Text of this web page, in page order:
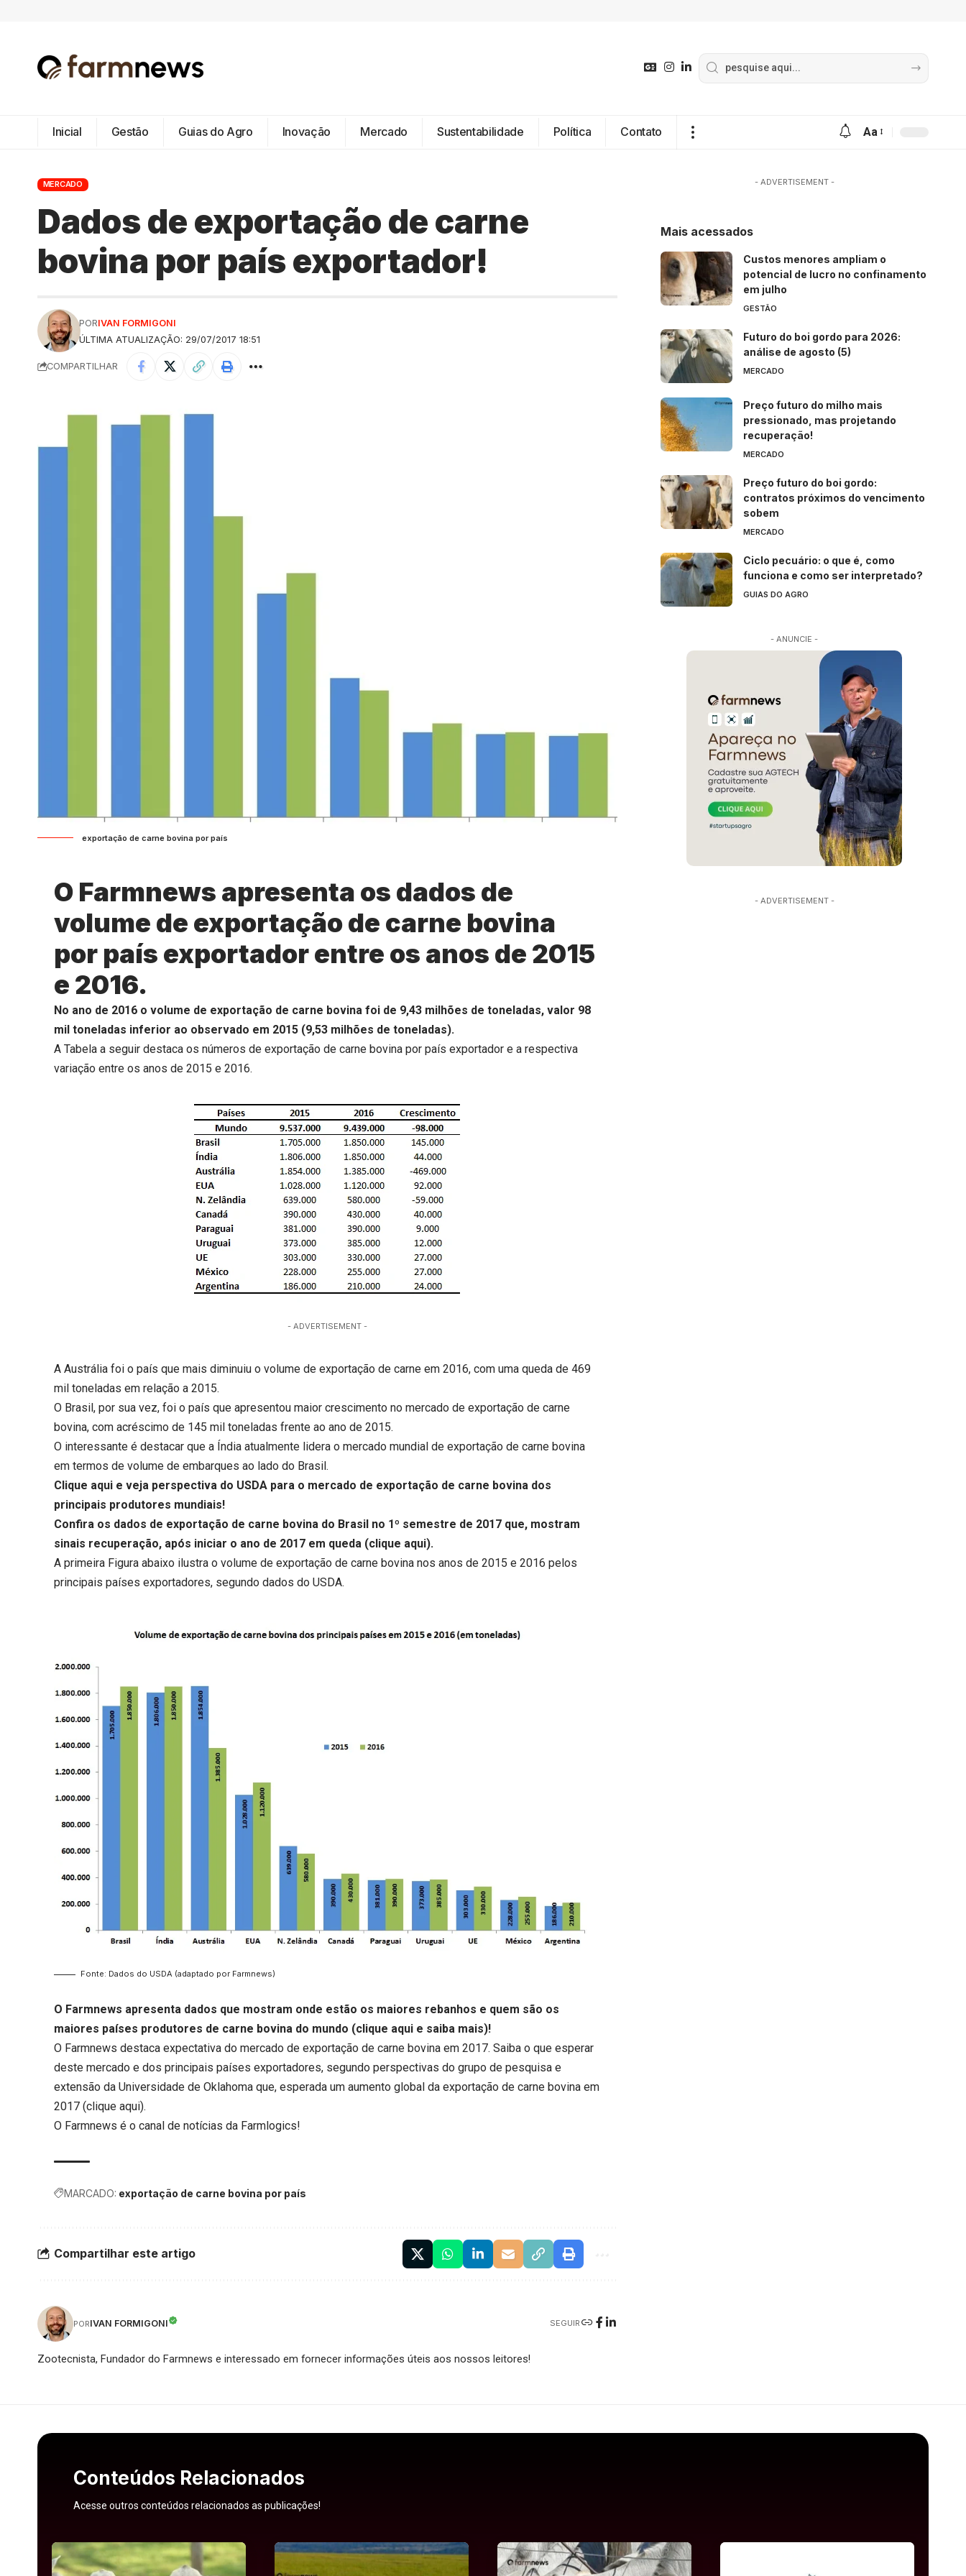
Inicial Gestão Guias do Agro Inovação Mercado Sustentabilidade Política Contato Aa
MERCADO
Dados de exportação de carne
bovina por país exportador!
ÚLTIMA ATUALIZAÇÃO: 29/07/2017 18:51
PORIVAN FORMIGONI
COMPARTILHAR
exportação de carne bovina por país
O Farmnews apresenta os dados de
volume de exportação de carne bovina
por país exportador entre os anos de 2015
e 2016.
No ano de 2016 o volume de exportação de carne bovina foi de 9,43 milhões de toneladas, valor 98
mil toneladas inferior ao observado em 2015 (9,53 milhões de toneladas).
A Tabela a seguir destaca os números de exportação de carne bovina por país exportador e a respectiva
variação entre os anos de 2015 e 2016.
- ADVERTISEMENT -
A Austrália foi o país que mais diminuiu o volume de exportação de carne em 2016, com uma queda de 469
mil toneladas em relação a 2015.
O Brasil, por sua vez, foi o país que apresentou maior crescimento no mercado de exportação de carne
bovina, com acréscimo de 145 mil toneladas frente ao ano de 2015.
O interessante é destacar que a Índia atualmente lidera o mercado mundial de exportação de carne bovina
em termos de volume de embarques ao lado do Brasil.
Clique aqui e veja perspectiva do USDA para o mercado de exportação de carne bovina dos
principais produtores mundiais!
Confira os dados de exportação de carne bovina do Brasil no 1º semestre de 2017 que, mostram
sinais recuperação, após iniciar o ano de 2017 em queda (clique aqui).
A primeira Figura abaixo ilustra o volume de exportação de carne bovina nos anos de 2015 e 2016 pelos
principais países exportadores, segundo dados do USDA.
Fonte: Dados do USDA (adaptado por Farmnews)
O Farmnews apresenta dados que mostram onde estão os maiores rebanhos e quem são os
maiores países produtores de carne bovina do mundo (clique aqui e saiba mais)!
O Farmnews destaca expectativa do mercado de exportação de carne bovina em 2017. Saiba o que esperar
deste mercado e dos principais países exportadores, segundo perspectivas do grupo de pesquisa e
extensão da Universidade de Oklahoma que, esperada um aumento global da exportação de carne bovina em
2017 (clique aqui).
O Farmnews é o canal de notícias da Farmlogics!
MARCADO: exportação de carne bovina por país
Compartilhar este artigo
PORIVAN FORMIGONI SEGUIR
Zootecnista, Fundador do Farmnews e interessado em fornecer informações úteis aos nossos leitores!
- ADVERTISEMENT -
Mais acessados
Custos menores ampliam o
potencial de lucro no confinamento
em julho
GESTÃO
Futuro do boi gordo para 2026:
análise de agosto (5)
MERCADO
Preço futuro do milho mais
pressionado, mas projetando
recuperação!
MERCADO
Preço futuro do boi gordo:
contratos próximos do vencimento
sobem
MERCADO
Ciclo pecuário: o que é, como
funciona e como ser interpretado?
GUIAS DO AGRO
- ANUNCIE -
- ADVERTISEMENT -
Conteúdos Relacionados
Acesse outros conteúdos relacionados as publicações!